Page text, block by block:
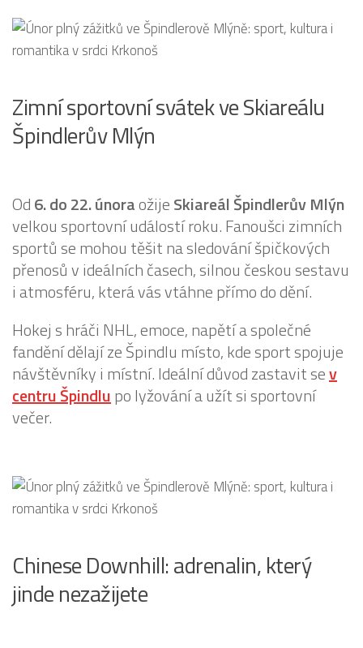
Zimní sportovní svátek ve Skiareálu
Špindlerův Mlýn
Od6. do 22. únoraožijeSkiareál Špindlerův Mlýn
velkou sportovní událostí roku. Fanoušci zimních
sportů se mohou těšit na sledování špičkových
přenosů v ideálních časech, silnou českou sestavu
i atmosféru, která vás vtáhne přímo do dění.
Hokej s hráči NHL, emoce, napětí a společné
fandění dělají ze Špindlu místo, kde sport spojuje
návštěvníky i místní. Ideální důvod zastavit sev
centru Špindlupo lyžování a užít si sportovní
večer.
Chinese Downhill: adrenalin, který
jinde nezažijete